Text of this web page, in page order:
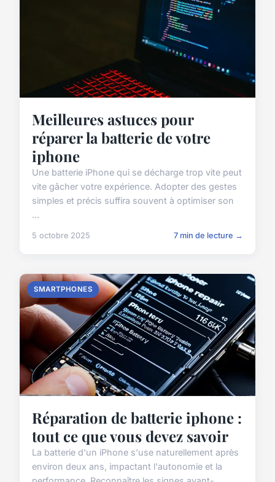
Meilleures astuces pour
réparer la batterie de votre
iphone
Une batterie iPhone qui se décharge trop vite peut
vite gâcher votre expérience. Adopter des gestes
simples et précis suffira souvent à optimiser son
...
5 octobre 2025 7 min de lecture →
SMARTPHONES
Réparation de batterie iphone :
tout ce que vous devez savoir
La batterie d'un iPhone s'use naturellement après
environ deux ans, impactant l'autonomie et la